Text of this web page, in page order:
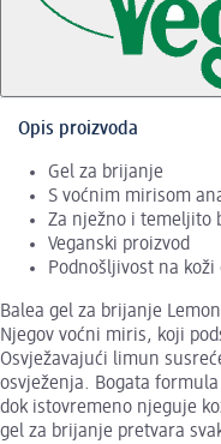
Opis proizvoda
Gel za brijanje
S voćnim mirisom
Za nježno i temeljito
Veganski proizvod
Podnošljivost na
Balea gel za brijanje
Njegov voćni miris, koji
Osvježavajući limun
osvježenja. Bogata
dok istovremeno njeguje
gel za brijanje pretvara